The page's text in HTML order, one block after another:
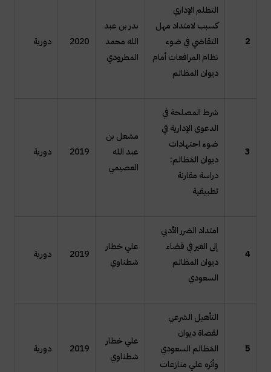
2
التظلم الإداري
كسبب لامتداد مهل
التقاضي في ضوء
نظام المرافعات أمام
ديوان المظالم
بدر بن عبد
الله محمد
المطرودي
2020 دورية
3
شرط المصلحة في
الدعوى الإدارية في
ضوء اجتهادات
ديوان المَظالم:
دراسة مقارنة
تطبيقية
مشعل بن
عبد الله
العصيمي
2019 دورية
4
امتداد الضرر الأدبي
إلى الغير في قضاء
ديوان المظالم
السعودي
علي خطار
شطناوي
2019 دورية
5
التأهيل الشرعي
لقضاة ديوان
المَظالم السعودي
وأثره علي منازعات
علي خطار
شطناوي
2019 دورية